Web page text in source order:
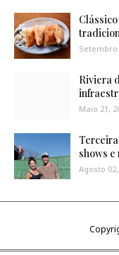
Setembro
Riviera
Maio 21,
shows
Agosto